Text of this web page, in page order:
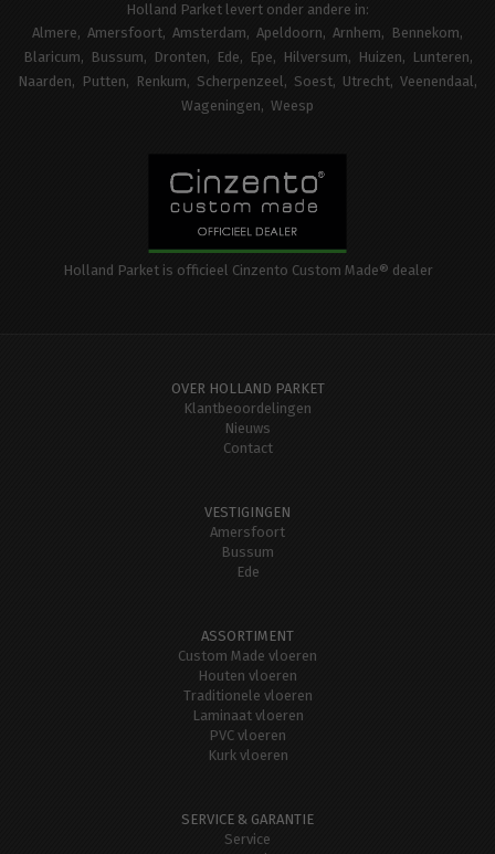
Holland Parket levert onder andere in:
Almere
Amersfoort Amsterdam Apeldoorn Arnhem
Bennekom
Blaricum
Bussum Dronten Ede Epe Hilversum Huizen
Lunteren
Naarden
Putten Renkum Scherpenzeel Soest Utrecht Veenendaal
Wageningen
Weesp
Holland Parket is officieel Cinzento Custom Made® dealer
OVER HOLLAND PARKET
Klantbeoordelingen
Nieuws
Contact
VESTIGINGEN
Amersfoort
Bussum
Ede
ASSORTIMENT
Custom Made vloeren
Houten vloeren
Traditionele vloeren
Laminaat vloeren
PVC vloeren
Kurk vloeren
SERVICE & GARANTIE
Service